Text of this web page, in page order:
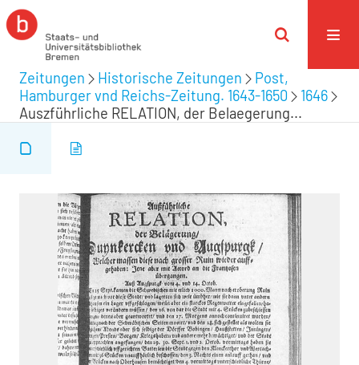
Zeitungen Historische Zeitungen
Post,
Hamburger vnd Reichs-Zeitung. 1643-1650
1646
Auszführliche RELATION, der Belaegerung...